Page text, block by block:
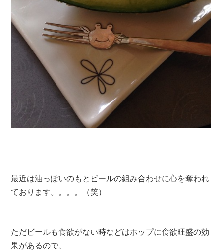
最近は油っぽいのもとビールの組み合わせに心を奪われ
ております。。。。（笑）
ただビールも食欲がない時などはホップに食欲旺盛の効
果があるので、